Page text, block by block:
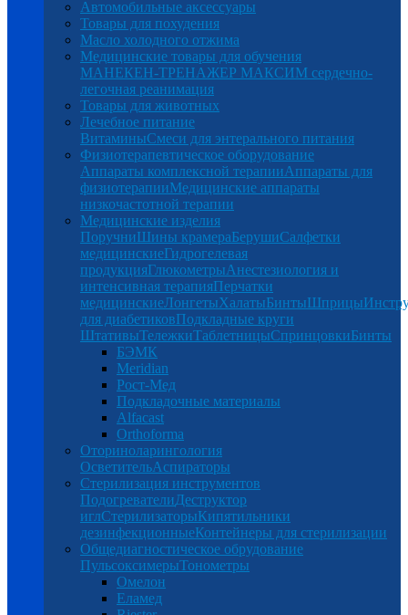
Автомобильные аксессуары
Товары для похудения
Масло холодного отжима
Медицинские товары для обучения
МАНЕКЕН-ТРЕНАЖЕР МАКСИМ сердечно-
легочная реанимация
Товары для животных
Лечебное питание
ВитаминыСмеси для энтерального питания
Физиотерапевтическое оборудование
Аппараты комплексной терапииАппараты для
физиотерапииМедицинские аппараты
низкочастотной терапии
Медицинские изделия
ПоручниШины крамераБерушиСалфетки
медицинскиеГидрогелевая
продукцияГлюкометрыАнестезиология и
интенсивная терапияПерчатки
медицинскиеЛонгетыХалатыБинтыШприцы
для диабетиковПодкладные круги
ШтативыТележкиТаблетницыСпринцовкиБинты
БЭМК
Meridian
Рост-Мед
Подкладочные материалы
Alfacast
Orthoforma
Оториноларингология
ОсветительАспираторы
Стерилизация инструментов
ПодогревателиДеструктор
иглСтерилизаторыКипятильники
дезинфекционныеКонтейнеры для стерилизации
Общедиагностическое обрудование
ПульсоксимерыТонометры
Омелон
Еламед